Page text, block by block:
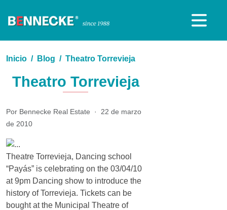
Inicio Blog Theatro Torrevieja
Theatro Torrevieja
Por Bennecke Real Estate · 22 de marzo
de 2010
Theatre Torrevieja, Dancing school
“Payás” is celebrating on the 03/04/10
at 9pm Dancing show to introduce the
history of Torrevieja. Tickets can be
bought at the Municipal Theatre of